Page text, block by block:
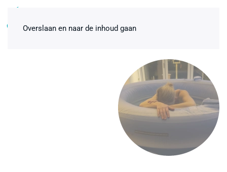
Overslaan en naar de inhoud gaan